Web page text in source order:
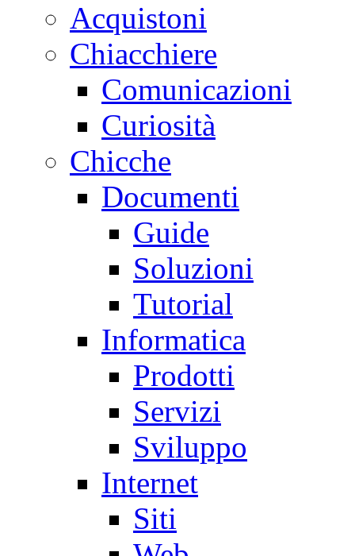
Acquistoni
Chiacchiere
Comunicazioni
Curiosità
Chicche
Documenti
Guide
Soluzioni
Tutorial
Informatica
Prodotti
Servizi
Sviluppo
Internet
Siti